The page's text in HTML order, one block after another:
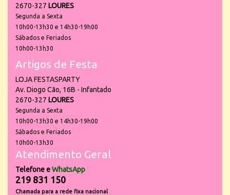
2670-327 LOURES
Segunda a Sexta
10h00-13h30 e 14h30-19h00
Sábados e Feriados
10h00-13h30
Artigos de Festa
LOJA FESTASPARTY
Av. Diogo Cão, 16B - Infantado
2670-327 LOURES
Segunda a Sexta
10h00-13h30 e 14h30-19h00
Sábados e Feriados
10h00-13h30
Atendimento Geral
Telefone eWhatsApp
219 831 150
Chamada para a rede fixa nacional